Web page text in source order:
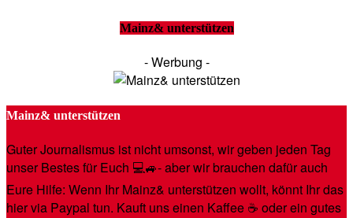
Mainz& unterstützen
- Werbung -
Mainz& unterstützen
Guter Journalismus ist nicht umsonst, wir geben jeden Tag
unser Bestes für Euch 💻🚙- aber wir brauchen dafür auch
Eure Hilfe: Wenn Ihr Mainz& unterstützen wollt, könnt Ihr das
hier via Paypal tun. Kauft uns einen Kaffee ☕️ oder ein gutes